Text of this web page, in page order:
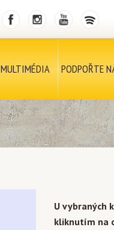
MULTIMÉDIA PODPOŘTE
U vybraných
kliknutím na